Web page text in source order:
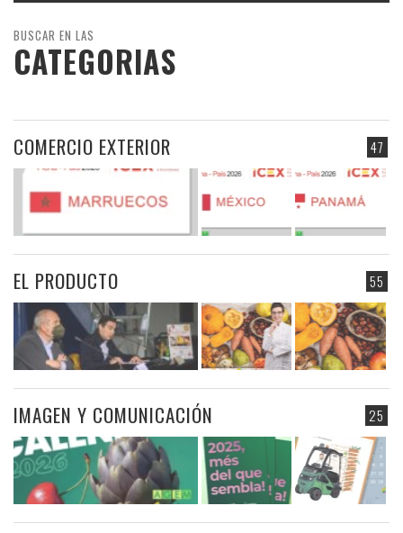
BUSCAR EN LAS
CATEGORIAS
47
COMERCIO EXTERIOR
55
EL PRODUCTO
25
IMAGEN Y COMUNICACIÓN